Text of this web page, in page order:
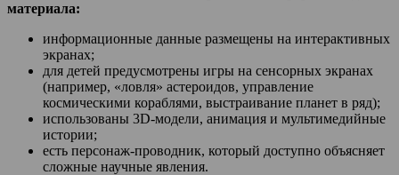
материала:
информационные данные размещены на интерактивных
экранах;
для детей предусмотрены игры на сенсорных экранах
(например, «ловля» астероидов, управление
космическими кораблями, выстраивание планет в ряд);
использованы 3D‑модели, анимация и мультимедийные
истории;
есть персонаж‑проводник, который доступно объясняет
сложные научные явления.